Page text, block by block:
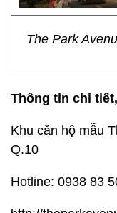
The Park
Thông tin chi
Khu căn hộ mẫu
Q.10
Hotline: 0938 83